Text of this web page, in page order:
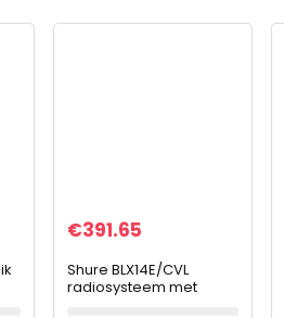
€391.65
Shure BLX14E/CVL
radiosysteem met